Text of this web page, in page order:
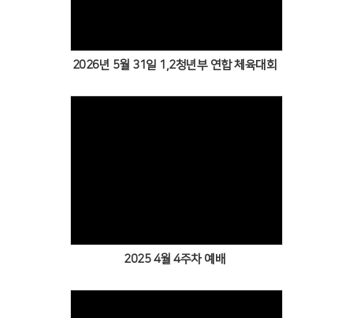
2026년 5월 31일 1,2청년부 연합 체육대회
2025 4월 4주차 예배